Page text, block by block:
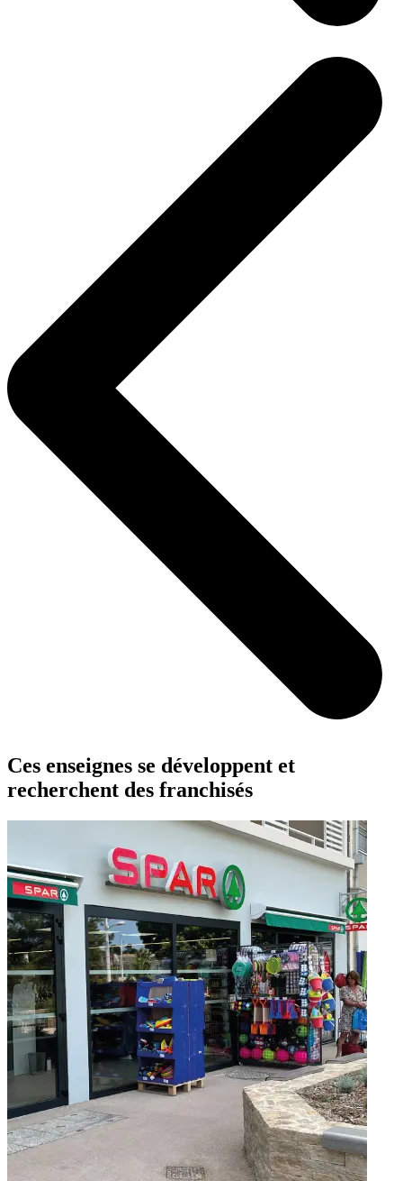
Ces enseignes se développent et
recherchent des franchisés